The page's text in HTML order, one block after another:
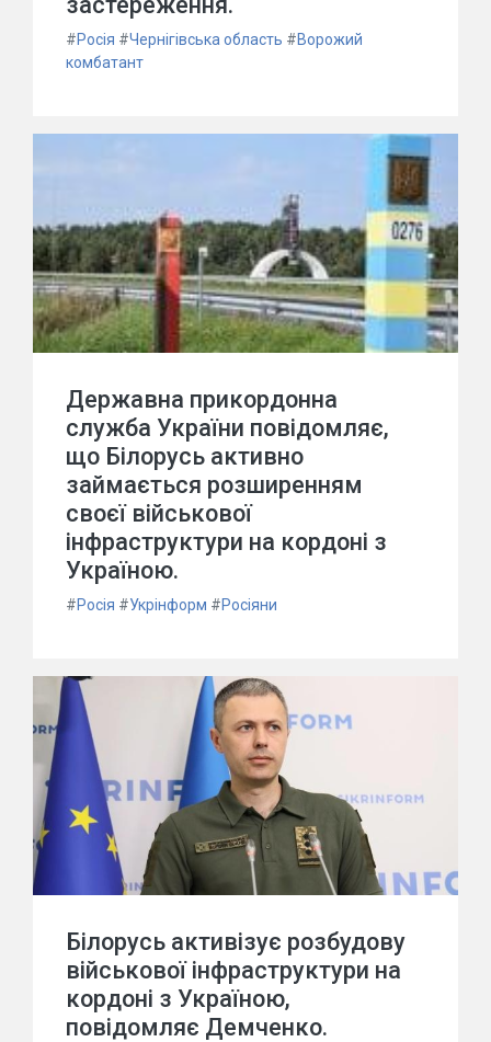
#Росія #Чернігівська область #Ворожий
комбатант
Державна прикордонна
служба України повідомляє,
що Білорусь активно
займається розширенням
своєї військової
інфраструктури на кордоні з
Україною.
#Росія #Укрінформ #Росіяни
Білорусь активізує розбудову
військової інфраструктури на
кордоні з Україною,
повідомляє Демченко.